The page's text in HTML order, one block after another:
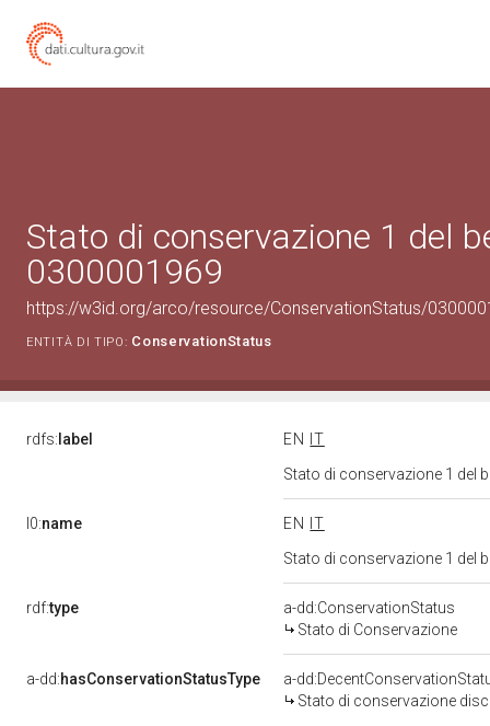
Stato di conservazione 1 del
0300001969
https://w3id.org/arco/resource/ConservationStatus/
ENTITÀ DI TIPO: ConservationStatus
rdfs: label EN
IT
Stato di conservazione 1 del
l0:name EN
IT
Stato di conservazione 1 del
rdf:type
a-dd:ConservationStatus
Stato di Conservazione
a-dd:hasConservationStatusType
a-
Stato di conservazione